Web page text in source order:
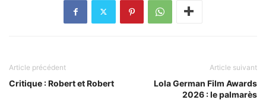
Article précédent
Critique : Robert et Robert
Article suivant
Lola German Film Awards
2026 : le palmarès